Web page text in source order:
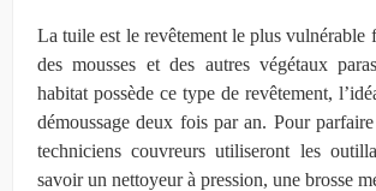
La tuile est le revêtement le plus vulnérable
des mousses et des autres végétaux
habitat possède ce type de revêtement,
démoussage deux fois par an. Pour
techniciens couvreurs utiliseront les
savoir un nettoyeur à pression, une brosse